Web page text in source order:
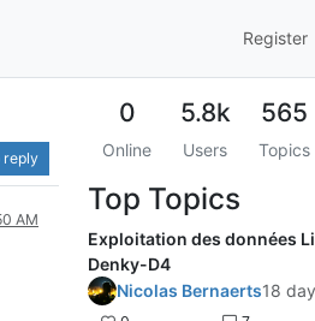
Register
reply
AM
0
Online
5.8k
Users
565
Topics
Top Topics
Exploitation des données
Denky-D4
Nicolas Bernaerts18